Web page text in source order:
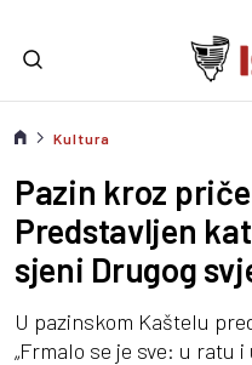
Kultura
Pazin kroz
Predstavljen
sjeni Drugog
U pazinskom Kaštelu
„Frmalo se je sve: u ratu